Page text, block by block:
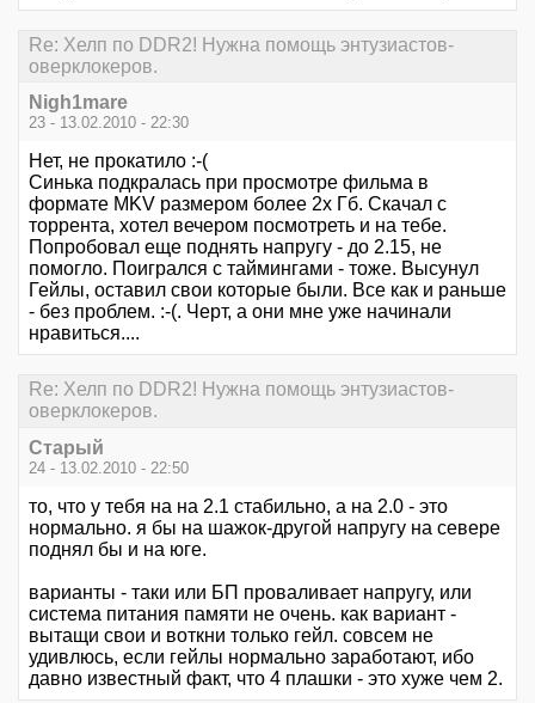
Re: Хелп по DDR2! Нужна помощь энтузиастов-
оверклокеров.
Nigh1mare
23 - 13.02.2010 - 22:30
Нет, не прокатило :-(
Синька подкралась при просмотре фильма в
формате MKV размером более 2х Гб. Скачал с
торрента, хотел вечером посмотреть и на тебе.
Попробовал еще поднять напругу - до 2.15, не
помогло. Поигрался с таймингами - тоже. Высунул
Гейлы, оставил свои которые были. Все как и раньше
- без проблем. :-(. Черт, а они мне уже начинали
нравиться....
Re: Хелп по DDR2! Нужна помощь энтузиастов-
оверклокеров.
Старый
24 - 13.02.2010 - 22:50
то, что у тебя на на 2.1 стабильно, а на 2.0 - это
нормально. я бы на шажок-другой напругу на севере
поднял бы и на юге.
варианты - таки или БП проваливает напругу, или
система питания памяти не очень. как вариант -
вытащи свои и воткни только гейл. совсем не
удивлюсь, если гейлы нормально заработают, ибо
давно известный факт, что 4 плашки - это хуже чем 2.